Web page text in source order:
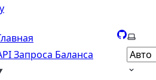
Запроса Баланса
GitHub